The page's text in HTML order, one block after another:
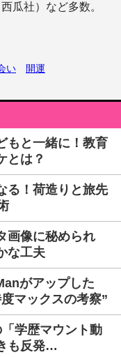
瓜社）など多数。
い 開運
もと一緒に！教育
とは？
る！荷造りと旅先
画像に秘められ
な工夫
がアップした
マックスの考察”
学歴マウント動
も反発…